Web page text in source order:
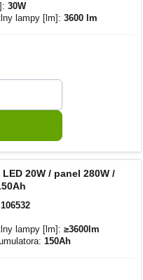
30W
lampy [lm]:3600 lm
20W / panel 280W /
106532
lampy [lm]:≥3600lm
150Ah